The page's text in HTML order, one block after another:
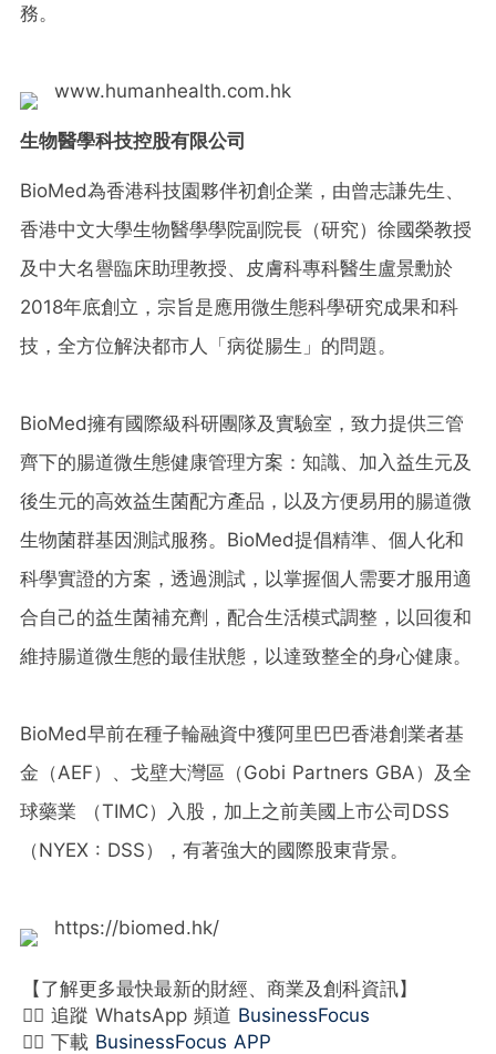
務。
www.humanhealth.com.hk
生物醫學科技控股有限公司
BioMed為香港科技園夥伴初創企業，由曾志謙先生、
香港中文大學生物醫學學院副院長（研究）徐國榮教授
及中大名譽臨床助理教授、皮膚科專科醫生盧景勳於
2018年底創立，宗旨是應用微生態科學研究成果和科
技，全方位解決都市人「病從腸生」的問題。
BioMed擁有國際級科研團隊及實驗室，致力提供三管
齊下的腸道微生態健康管理方案：知識、加入益生元及
後生元的高效益生菌配方產品，以及方便易用的腸道微
生物菌群基因測試服務。BioMed提倡精準、個人化和
科學實證的方案，透過測試，以掌握個人需要才服用適
合自己的益生菌補充劑，配合生活模式調整，以回復和
維持腸道微生態的最佳狀態，以達致整全的身心健康。
BioMed早前在種子輪融資中獲阿里巴巴香港創業者基
金（AEF）、戈壁大灣區（Gobi Partners GBA）及全
球藥業 （TIMC）入股，加上之前美國上市公司DSS
（NYEX : DSS），有著強大的國際股東背景。
https://biomed.hk/
【了解更多最快最新的財經、商業及創科資訊】
👉🏻 追蹤 WhatsApp 頻道 BusinessFocus
👉🏻 下載 BusinessFocus APP